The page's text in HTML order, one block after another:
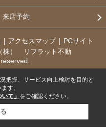
来店予約
アクセスマップ
PCサイト
株） リフラット不動
把握、サービス向上検討を目的と
す。
て」 をご確認ください。